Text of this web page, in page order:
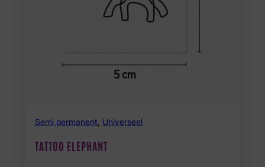
Semi permanent Universeel
TATTOO ELEPHANT